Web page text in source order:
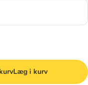
Læg i kurv